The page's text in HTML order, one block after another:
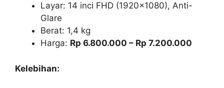
Layar: 14 inci FHD (1920×1080), Anti-
Glare
Berat: 1,4 kg
Harga: Rp 6.800.000 – Rp 7.200.000
Kelebihan: